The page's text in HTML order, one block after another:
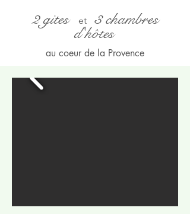
2 giteset 3 chambres
d'hôtes
au coeur de la Provence